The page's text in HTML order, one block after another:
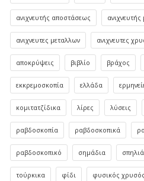
ανιχνευτής αποστάσεως
ανιχνευτες μεταλλων ανιχνευτες
αποκρύψεις βιβλίο βράχος
εκκρεμοσκοπία ελλάδα
κομιτατζίδικα λίρες λύσεις
ραβδοσκοπία ραβδοσκοπικά
ραβδοσκοπικό σημάδια σπηλιά
τούρκικα φίδι φυσικός χρυσός